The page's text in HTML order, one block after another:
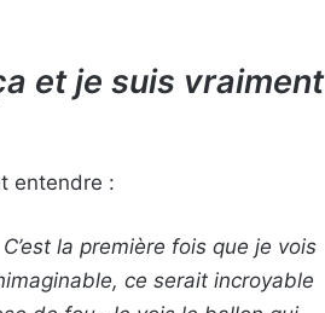
et je suis vraiment
entendre :
la première fois que je vois
ce serait incroyable